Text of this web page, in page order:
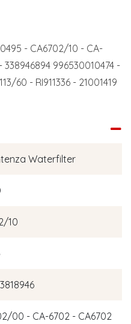
- CA6702/10 - CA-
996530010474 -
60 - RI911336 - 21001419
Waterfilter
10
00 - CA-6702 - CA6702